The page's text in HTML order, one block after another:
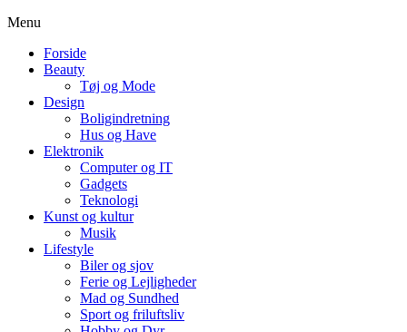
Menu
Forside
Beauty
Tøj og Mode
Design
Boligindretning
Hus og Have
Elektronik
Computer og IT
Gadgets
Teknologi
Kunst og kultur
Musik
Lifestyle
Biler og sjov
Ferie og Lejligheder
Mad og Sundhed
Sport og friluftsliv